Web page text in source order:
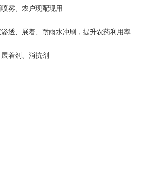
雾、农户现配现用
透、展着、耐雨水冲刷，提升农药利用率
着剂、消抗剂